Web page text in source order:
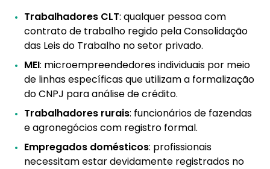
Trabalhadores CLT: qualquer pessoa com
contrato de trabalho regido pela Consolidação
das Leis do Trabalho no setor privado.
MEI: microempreendedores individuais por meio
de linhas específicas que utilizam a formalização
do CNPJ para análise de crédito.
Trabalhadores rurais: funcionários de fazendas
e agronegócios com registro formal.
Empregados domésticos: profissionais
necessitam estar devidamente registrados no